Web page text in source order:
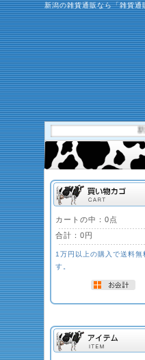
新潟の雑貨通販なら「雑貨
新潟の
カートの中：0点
合計： 0円
1万円以上の購入で送料無
す。